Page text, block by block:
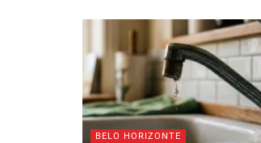
BELO HORIZONTE